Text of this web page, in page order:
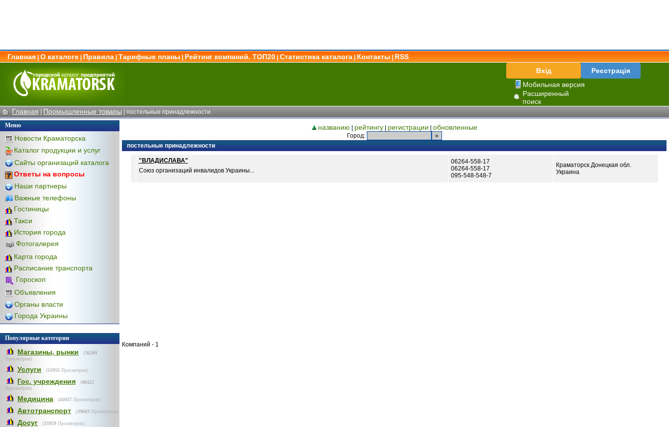
Главная О каталоге Правила Тарифные планы Рейтинг компаний. ТОП20 Статистика каталога Контакты
RSS
Вхід
Реєстрація
Мобильная версия
Расширенный
поиск
Главная | Промышленные товары | постельные принадлежности
Меню
Новости Краматорска
Каталог продукции и услуг
Сайты организаций каталога
Ответы на вопросы
Наши партнеры
Важные телефоны
Гостиницы
Такси
История города
Фотогалерея
Карта города
Расписание транспорта
Гороскоп
Объявления
Органы власти
Города Украины
Популярные категории
Магазины, рынки (56209
Просмотров)
Услуги (51955 Просмотров)
Гос. учреждения (48422
Просмотров)
Медицина (41037 Просмотров)
Автотранспорт (39603 Просмотров)
Досуг (35959 Просмотров)
названию рейтингу| регистрации обновленные
Город:
постельные принадлежности
"ВЛАДИСЛАВА"
Союз организаций инвалидов Украины...
06264-558-17
06264-558-17
095-548-548-7
Краматорск Донецкая обл.
Украина
Компаний - 1